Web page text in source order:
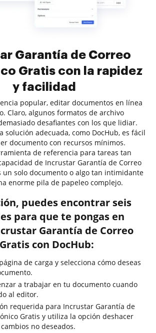
Garantía de Correo
Gratis con la rapidez
y facilidad
popular, editar documentos en línea
Claro, algunos formatos de archivo
desafiantes con los que lidiar.
solución adecuada, como DocHub, es fácil
documento con recursos mínimos.
de referencia para tareas tan
de Incrustar Garantía de Correo
un solo documento o algo tan intimidante
enorme pila de papeleo complejo.
puedes encontrar seis
para que te pongas en
Garantía de Correo
con DocHub:
de carga y selecciona cómo deseas
a trabajar en tu documento cuando
al editor.
requerida para Incrustar Garantía de
Gratis y utiliza la opción deshacer
no deseados.